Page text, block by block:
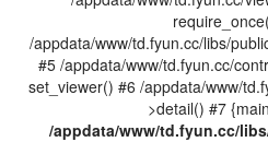
/appdata/www/td.fyun.cc/libs/
#5 /appdata/www/td.fyun.cc/
set_viewer() #6 /appdata/www/
>detail() #7
/appdata/www/td.fyun.cc/